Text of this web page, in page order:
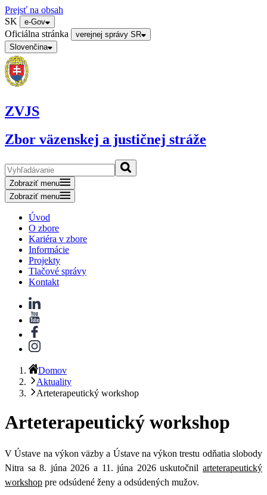
Prejsť na obsah
SK
e-Gov
Oficiálna stránka
verejnej správy SR
Slovenčina
ZVJS
Zbor väzenskej a justičnej stráže
Zobraziť menu
Zobraziť menu
Úvod
O zbore
Kariéra v zbore
Informácie
Projekty
Tlačové správy
Kontakt
Domov
Aktuality
Arteterapeutický workshop
Arteterapeutický workshop
V Ústave na výkon väzby a Ústave na výkon trestu odňatia slobody
Nitra sa 8. júna 2026 a 11. júna 2026 uskutočnil arteterapeutický
workshop pre odsúdené ženy a odsúdených mužov.